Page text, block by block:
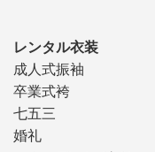
レンタル衣装
成人式振袖
卒業式袴
七五三
婚礼